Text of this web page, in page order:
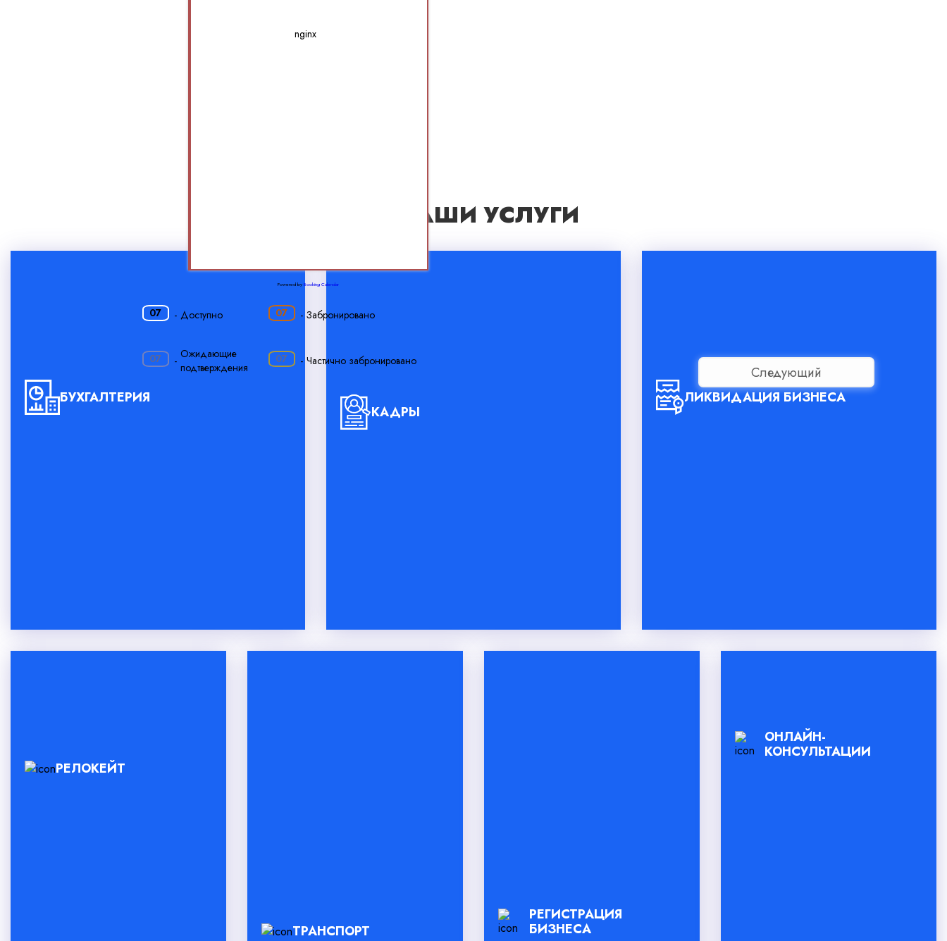
НАШИ УСЛУГИ
БУХГАЛТЕРИЯ
КАДРЫ
ЛИКВИДАЦИЯ БИЗНЕСА
РЕЛОКЕЙТ
ТРАНСПОРТ
РЕГИСТРАЦИЯ
БИЗНЕСА
ОНЛАЙН-
КОНСУЛЬТАЦИИ
nginx
Powered by Booking Calendar
07 - Доступно 07 - Забронировано
07 - Ожидающие
подтверждения
·
07 - Частично забронировано
Следующий